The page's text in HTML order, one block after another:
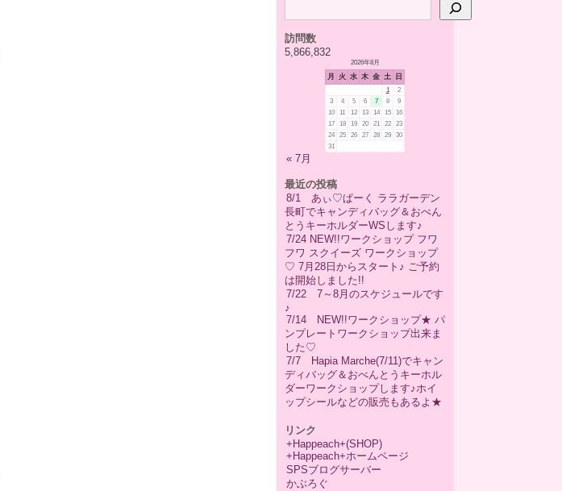
訪問数
5,866,832
2026年8月
月 火 水 木 金 土 日
1
2
3
4 5 6 7 8
9
10
11 12 13 14 15
16
17
18 19 20 21 22
23
24
25 26 27 28 29
30
31
« 7月
最近の投稿
8/1 あぃ♡ぱーく ララガーデン
長町でキャンディバッグ＆おべん
とうキーホルダーWSします♪
7/24 NEW!!ワークショップ フワ
フワ スクイーズ ワークショップ
♡ 7月28日からスタート♪ ご予約
は開始しました!!
7/22 7～8月のスケジュールです
♪
7/14 NEW!!ワークショップ★ パ
ンプレートワークショップ出来ま
した♡
7/7 Hapia Marche(7/11)でキャン
ディバッグ＆おべんとうキーホル
ダーワークショップします♪ホイ
ップシールなどの販売もあるよ★
リンク
+Happeach+(SHOP)
+Happeach+ホームページ
SPSブログサーバー
かぶろぐ